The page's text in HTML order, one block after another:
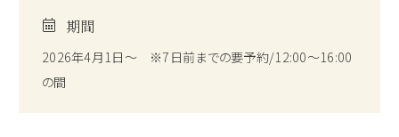
期間
2026年4月1日～ ※7日前までの要予約/12:00～16:00
の間